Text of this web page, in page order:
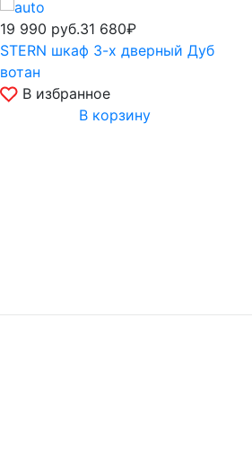
19 990 руб.31 680₽
STERN шкаф 3-х дверный Дуб
вотан
В избранное
В корзину